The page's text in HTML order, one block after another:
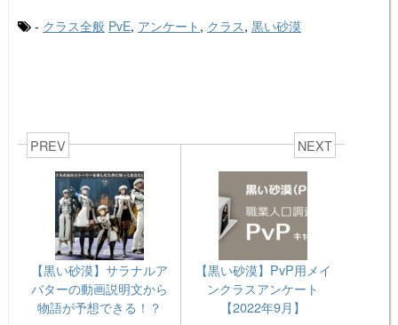
- クラス全般 PvE, アンケート , クラス, 黒い砂漠
PREV
【黒い砂漠】サラナルア
バターの動画説明文から
物語が予想できる！？
NEXT
【黒い砂漠】PvP用メイ
ンクラスアンケート
【2022年9月】